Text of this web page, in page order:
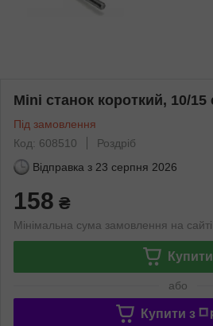
Mini cтанок короткий, 10/15
Під замовлення
Код: 608510
Роздріб
Відправка з 23 серпня 2026
158 ₴
Мінімальна сума замовлення на
Купити
або
Купити з